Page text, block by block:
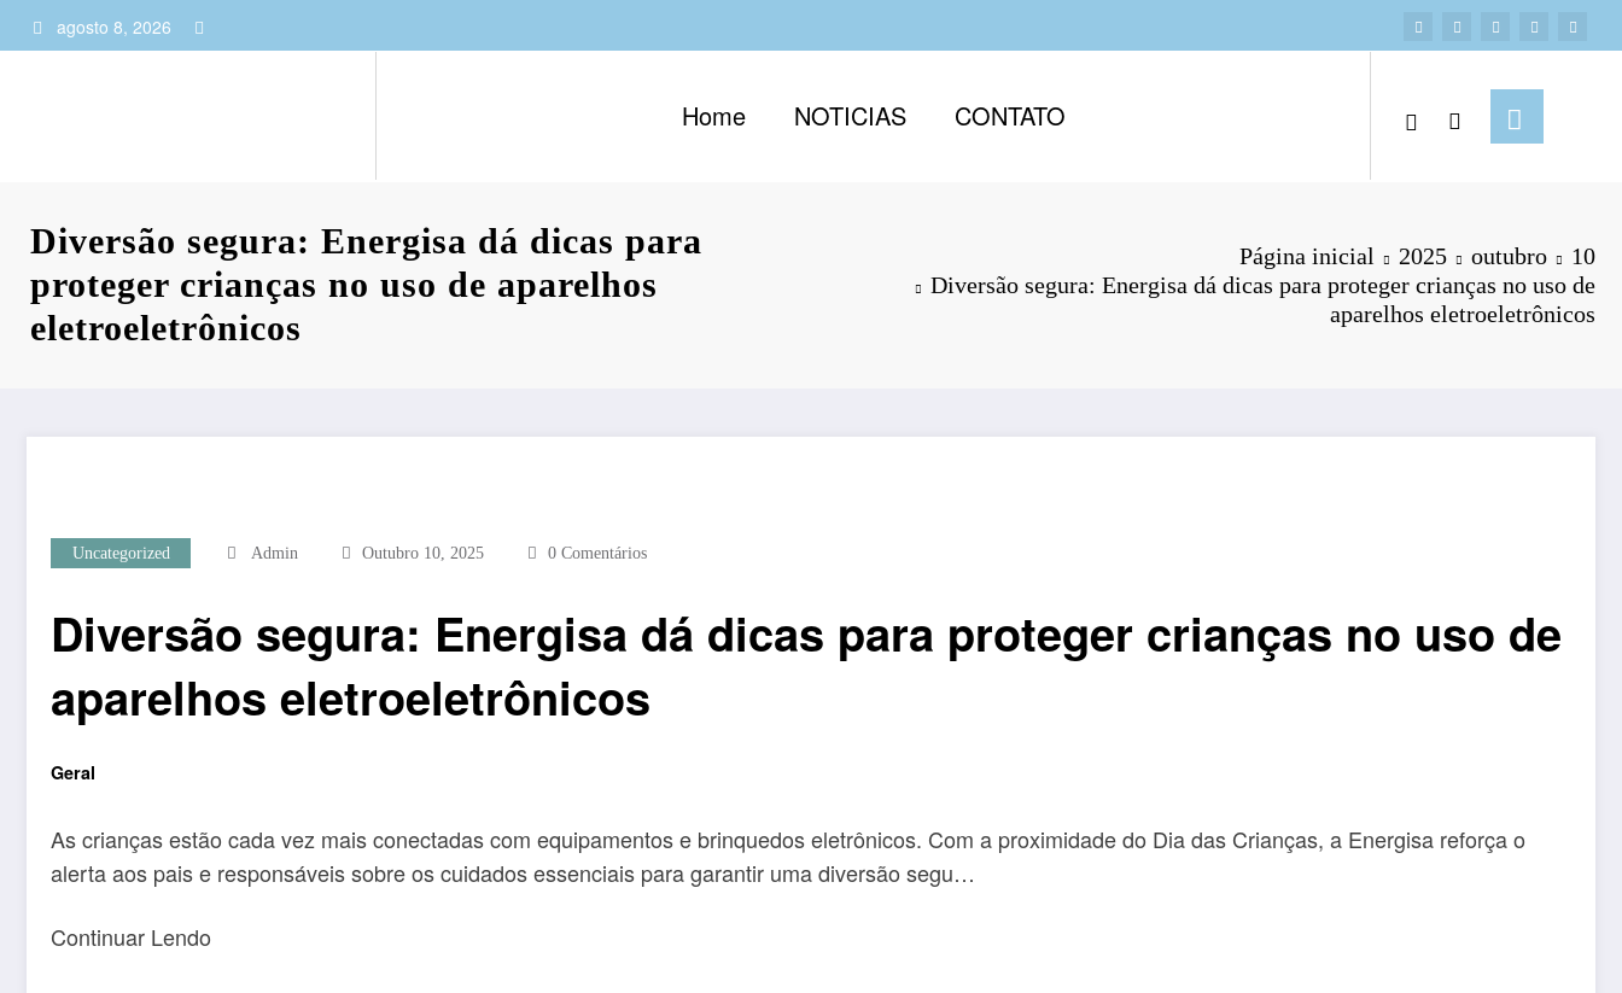
para
agosto 8, 2026
Home NOTICIAS CONTATO
Diversão segura: Energisa dá dicas para
proteger crianças no uso de aparelhos
eletroeletrônicos
Página inicial 2025 outubro
10
Diversão segura: Energisa dá dicas para proteger crianças no uso de
aparelhos eletroeletrônicos
Uncategorized Admin Outubro 10, 2025 0 Comentários
Diversão segura: Energisa dá dicas para proteger crianças no uso de
aparelhos eletroeletrônicos
Geral
As crianças estão cada vez mais conectadas com equipamentos e brinquedos eletrônicos. Com a proximidade do Dia das Crianças, a Energisa reforça o
alerta aos pais e responsáveis sobre os cuidados essenciais para garantir uma diversão segu…
Continuar Lendo